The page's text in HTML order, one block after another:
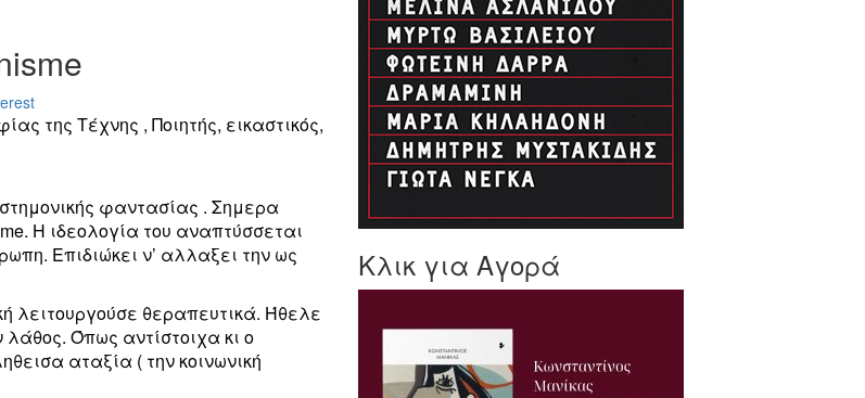
της Τέχνης , Ποιητής, εικαστικός,
φαντασίας . Σημερα
Η ιδεολογία του αναπτύσσεται
Επιδιώκει ν’ αλλαξει την ως
λειτουργούσε θεραπευτικά. Ήθελε
Όπως αντίστοιχα κι ο
αταξία ( την κοινωνική
Κλικ για Αγορά